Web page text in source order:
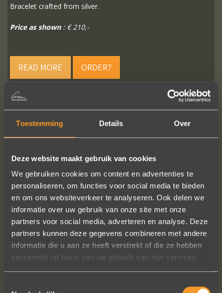
Toestemming Details Over
Deze website maakt gebruik van cookies
We gebruiken cookies om content en advertenties te
personaliseren, om functies voor social media te bieden
en om ons websiteverkeer te analyseren. Ook delen we
informatie over uw gebruik van onze site met onze
partners voor social media, adverteren en analyse. Deze
partners kunnen deze gegevens combineren met andere
informatie die u aan ze heeft verstrekt of die ze hebben
verzameld op basis van uw gebruik van hun services.
Bracelet crafted from silver.
Price as shown: € 210,-
READ MORE ORDER?
FOLLOW US ON SOCIAL MEDIA
Heel blij met onze trouwringen! Ruime
keuze en correcte prijzen! We werden
steeds heel vriendelijk geholpen.
Naomi Ilsbroux